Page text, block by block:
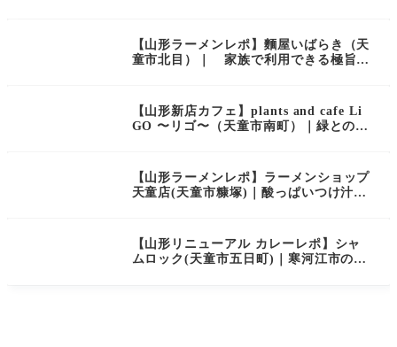
【山形ラーメンレポ】麵屋いばらき（天
童市北目）｜ 家族で利用できる極旨ラ
【山形新店カフェ】plants and cafe Li
GO 〜リゴ〜（天童市南町）｜緑との融
【山形ラーメンレポ】ラーメンショップ
天童店(天童市糠塚)｜酸っぱいつけ汁が
【山形リニューアル カレーレポ】シャ
ムロック(天童市五日町)｜寒河江市の激